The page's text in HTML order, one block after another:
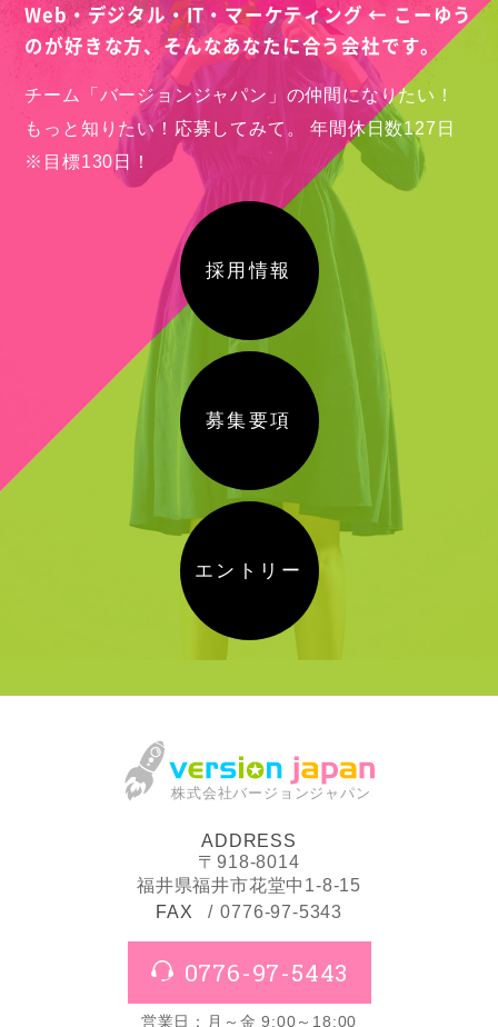
Web・デジタル・IT・マーケティング ← こーゆう
のが好きな方、そんなあなたに合う会社です。
チーム「バージョンジャパン」の仲間になりたい！
もっと知りたい！応募してみて。
年間休日数127日
※目標130日！
採用情報
募集要項
エントリー
株式会社バージョンジャパン
ADDRESS
〒918-8014
福井県福井市花堂中1-8-15
FAX
0776-97-5343
0776-97-5443
営業日：月～金 9:00～18:00